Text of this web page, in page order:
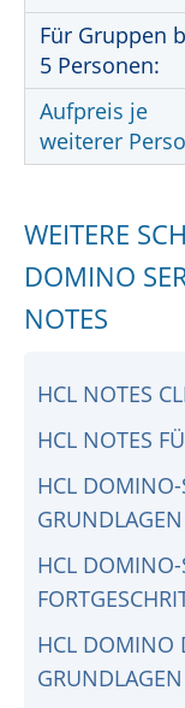
Für Gruppen
5 Personen:
Aufpreis je
weiterer
WEITERE
DOMINO
NOTES
HCL NOTES
HCL NOTES
HCL DOMINO-
GRUNDLAGEN
HCL DOMINO-
HCL DOMINO
GRUNDLAGEN